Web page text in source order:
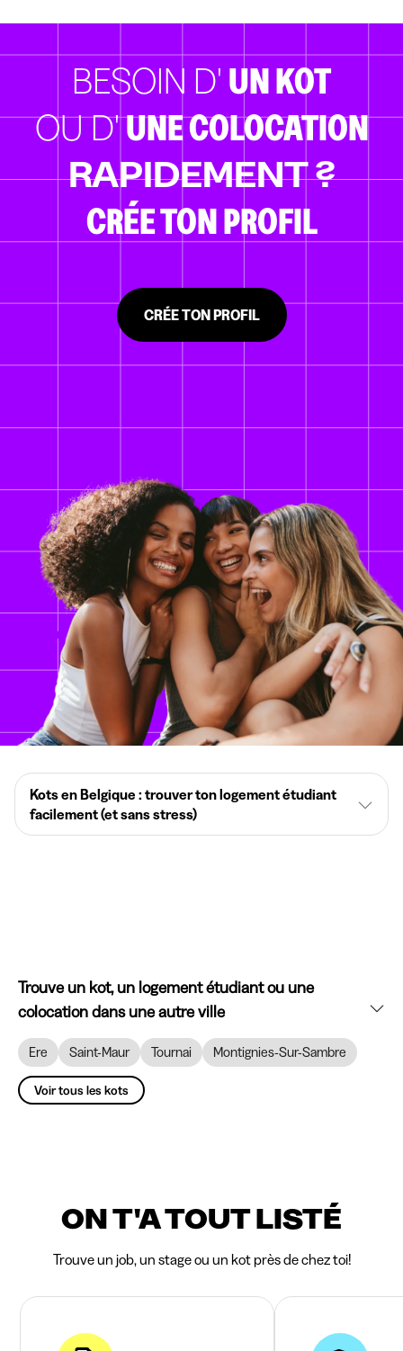
BESOIN D' UN KOT
OU D'UNE COLOCATION
RAPIDEMENT ?
CRÉE TON PROFIL
CRÉE TON PROFIL
Kots en Belgique : trouver ton logement étudiant
facilement (et sans stress)
Trouve un kot, un logement étudiant ou une
colocation dans une autre ville
Ere Saint-Maur Tournai Montignies-Sur-Sambre
Voir tous les kots
ON T'A TOUT LISTÉ
Trouve un job, un stage ou un kot près de chez toi!